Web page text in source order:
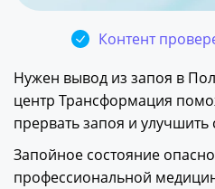
Контент
Нужен вывод из запоя в
центр Трансформация
прервать запоя и улучшить
Запойное состояние
профессиональной